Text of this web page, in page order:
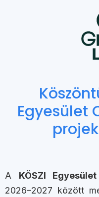
Egyesület
A KÖSZI Egyesület
2026–2027 között